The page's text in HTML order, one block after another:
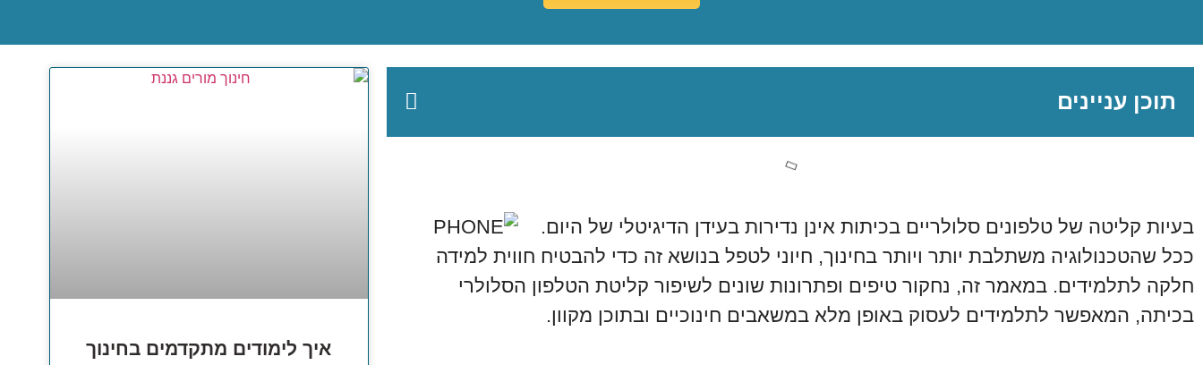
תוכן עניינים
בעיות קליטה של טלפונים סלולריים בכיתות אינן נדירות בעידן הדיגיטלי של היום.
ככל שהטכנולוגיה משתלבת יותר ויותר בחינוך, חיוני לטפל בנושא זה כדי להבטיח חווית למידה
חלקה לתלמידים. במאמר זה, נחקור טיפים ופתרונות שונים לשיפור קליטת הטלפון הסלולרי
בכיתה, המאפשר לתלמידים לעסוק באופן מלא במשאבים חינוכיים ובתוכן מקוון.
איך לימודים מתקדמים בחינוך